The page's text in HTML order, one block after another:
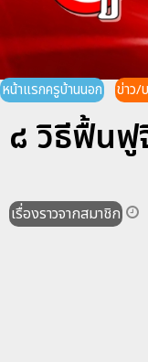
หน้าแรกครูบ้านนอก ข่าว/
๘ วิธีฟื้นฟู
เรื่องราวจากสมาชิก